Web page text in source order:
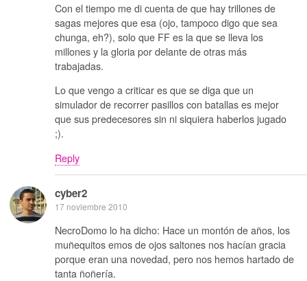
Con el tiempo me di cuenta de que hay trillones de
sagas mejores que esa (ojo, tampoco digo que sea
chunga, eh?), solo que FF es la que se lleva los
millones y la gloria por delante de otras más
trabajadas.
Lo que vengo a criticar es que se diga que un
simulador de recorrer pasillos con batallas es mejor
que sus predecesores sin ni siquiera haberlos jugado
;).
Reply
cyber2
17 noviembre 2010
NecroDomo lo ha dicho: Hace un montón de años, los
muñequitos emos de ojos saltones nos hacían gracia
porque eran una novedad, pero nos hemos hartado de
tanta ñoñería.